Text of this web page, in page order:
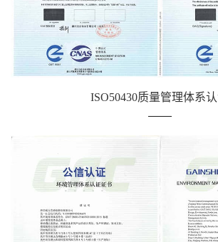
ISO50430质量管理体系